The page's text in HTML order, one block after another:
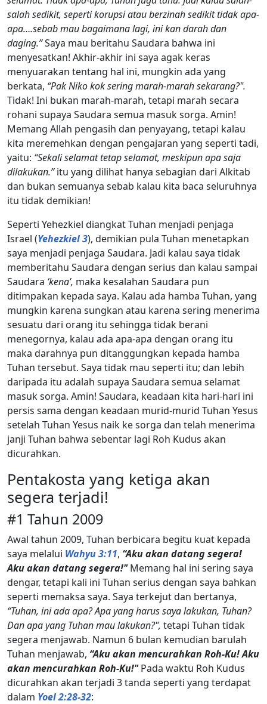
salah sedikit, seperti korupsi atau berzinah sedikit tidak apa-
apa….sebab mau bagaimana lagi, ini kan darah dan
daging.”Saya mau beritahu Saudara bahwa ini
menyesatkan! Akhir-akhir ini saya agak keras
menyuarakan tentang hal ini, mungkin ada yang
berkata, “Pak Niko kok sering marah-marah sekarang?".
Tidak! Ini bukan marah-marah, tetapi marah secara
rohani supaya Saudara semua masuk sorga. Amin!
Memang Allah pengasih dan penyayang, tetapi kalau
kita meremehkan dengan pengajaran yang seperti tadi,
yaitu: “Sekali selamat tetap selamat, meskipun apa saja
dilakukan.”itu yang dilihat hanya sebagian dari Alkitab
dan bukan semuanya sebab kalau kita baca seluruhnya
itu tidak demikian!
Seperti Yehezkiel diangkat Tuhan menjadi penjaga
Israel (Yehezkiel 3), demikian pula Tuhan menetapkan
saya menjadi penjaga Saudara. Jadi kalau saya tidak
memberitahu Saudara dengan serius dan kalau sampai
Saudara ‘kena’, maka kesalahan Saudara pun
ditimpakan kepada saya. Kalau ada hamba Tuhan, yang
mungkin karena sungkan atau karena sering menerima
sesuatu dari orang itu sehingga tidak berani
menegornya, kalau ada apa-apa dengan orang itu
maka darahnya pun ditanggungkan kepada hamba
Tuhan tersebut. Saya tidak mau seperti itu; dan lebih
daripada itu adalah supaya Saudara semua selamat
masuk sorga. Amin! Saudara, keadaan kita hari-hari ini
persis sama dengan keadaan murid-murid Tuhan Yesus
setelah Tuhan Yesus naik ke sorga dan telah menerima
janji Tuhan bahwa sebentar lagi Roh Kudus akan
dicurahkan.
Pentakosta yang ketiga akan
segera terjadi!
#1 Tahun 2009
Awal tahun 2009, Tuhan berbicara begitu kuat kepada
saya melalui Wahyu 3:11, “Aku akan datang segera!
Aku akan datang segera!"Memang hal ini sering saya
dengar, tetapi kali ini Tuhan serius dengan saya bahkan
seperti memaksa saya. Saya terkejut dan bertanya,
“Tuhan, ini ada apa? Apa yang harus saya lakukan, Tuhan?
Dan apa yang Tuhan mau lakukan?", tetapi Tuhan tidak
segera menjawab. Namun 6 bulan kemudian barulah
Tuhan menjawab, “Aku akan mencurahkan Roh-Ku! Aku
akan mencurahkan Roh-Ku!"Pada waktu Roh Kudus
dicurahkan akan terjadi 3 tanda seperti yang terdapat
dalam Yoel 2:28-32: